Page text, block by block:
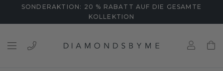
SONDERAKTION: 20 % RABATT AUF DIE GESAMTE
KOLLEKTION